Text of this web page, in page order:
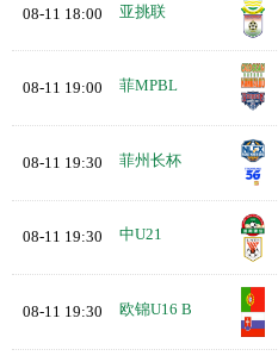
08-11 18:00 亚挑联
08-11 19:00 菲MPBL
08-11 19:30 菲州长杯
08-11 19:30 中U21
08-11 19:30 欧锦U16 B